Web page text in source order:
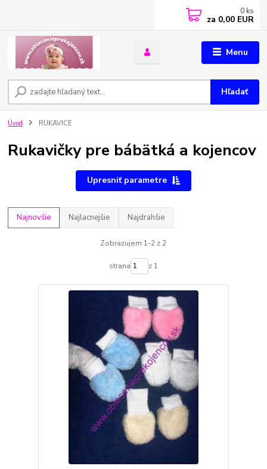
Menu
Hľadať
0 ks
za 0,00 EUR
Úvod RUKAVICE
Rukavičky pre bábätká a kojencov
Upresniť parametre
Najnovšie Najlacnejšie Najdrahšie
Zobrazujem 1-2 z 2
strana z 1